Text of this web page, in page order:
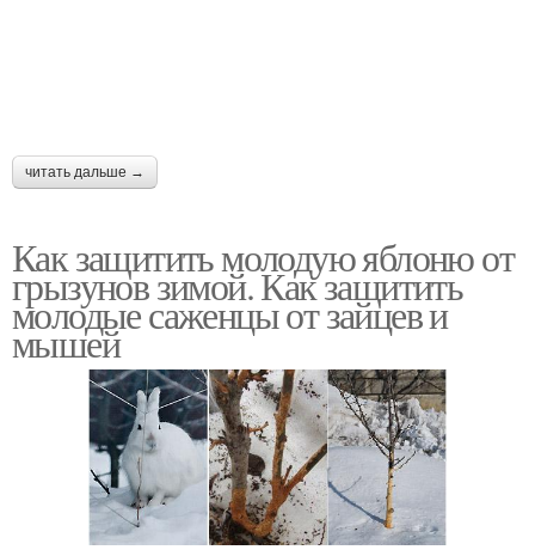
читать дальше →
Как защитить молодую яблоню от
грызунов зимой. Как защитить
молодые саженцы от зайцев и
мышей